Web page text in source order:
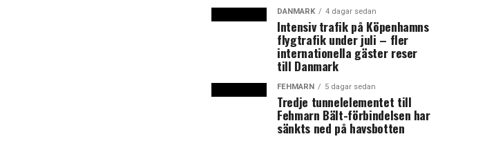
DANMARK 4 dagar sedan
Intensiv trafik på Köpenhamns
flygtrafik under juli – fler
internationella gäster reser
till Danmark
FEHMARN 5 dagar sedan
Tredje tunnelelementet till
Fehmarn Bält-förbindelsen har
sänkts ned på havsbotten